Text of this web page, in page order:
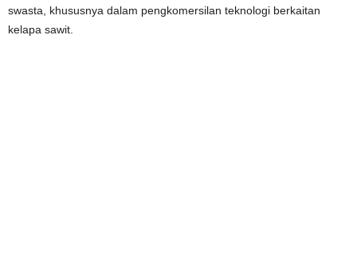
swasta, khususnya dalam pengkomersilan teknologi berkaitan
kelapa sawit.